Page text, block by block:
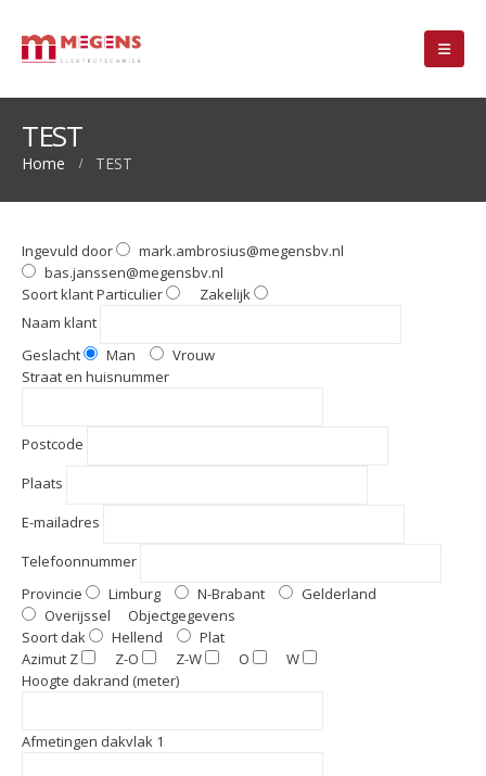
TEST
Home TEST
Ingevuld door
mark.ambrosius@megensbv.nl
bas.janssen@megensbv.nl
Soort klantParticulier
Zakelijk
Naam klant
Geslacht
Man
Vrouw
Straat en huisnummer
Postcode
Plaats
E-mailadres
Telefoonnummer
Provincie
Limburg N-Brabant
Gelderland
Overijssel
Objectgegevens
Soort dak
Hellend
Plat
Azimut Z Z-O Z-W O
W
Hoogte dakrand (meter)
Afmetingen dakvlak 1